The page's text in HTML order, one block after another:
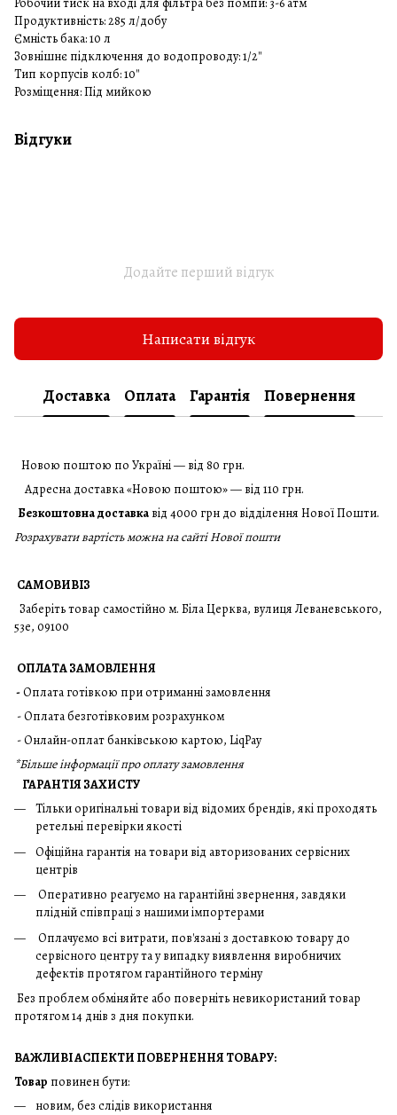
Продуктивність: 285 л/добу
Ємність бака: 10 л
Зовнішнє підключення до водопроводу: 1/2″
Тип корпусів колб: 10″
Розміщення: Під мийкою
Відгуки
Додайте перший відгук
Написати відгук
Доставка Оплата Гарантія Повернення
Новою поштою по Україні — від 80 грн.
Адресна доставка «Новою поштою» — від 110 грн.
Безкоштовна доставка від 4000 грн до відділення Нової Пошти.
Розрахувати вартість можна на сайті Нової пошти
САМОВИВІЗ
Заберіть товар самостійно м. Біла Церква, вулиця Леваневського,
53е, 09100
ОПЛАТА ЗАМОВЛЕННЯ
-Оплата готівкою при отриманні замовлення
- Оплата безготівковим розрахунком
- Онлайн-оплат банківською картою, LiqPay
*Більше інформації про оплату замовлення
ГАРАНТІЯ ЗАХИСТУ
Тільки оригінальні товари від відомих брендів, які проходять
ретельні перевірки якості
Офіційна гарантія на товари від авторизованих сервісних
центрів
Оперативно реагуємо на гарантійні звернення, завдяки
плідній співпраці з нашими імпортерами
Оплачуємо всі витрати, пов'язані з доставкою товару до
сервісного центру та у випадку виявлення виробничих
дефектів протягом гарантійного терміну
Без проблем обміняйте або поверніть невикористаний товар
протягом 14 днів з дня покупки.
ВАЖЛИВІ АСПЕКТИ ПОВЕРНЕННЯ ТОВАРУ:
Товар повинен бути:
новим, без слідів використання